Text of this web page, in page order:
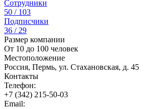
Сотрудники
50 / 103
Подписчики
36 / 29
Размер компании
От 10 до 100 человек
Местоположение
Россия, Пермь, ул. Стахановская, д. 45
Контакты
Телефон:
+7 (342) 215-50-03
Email: